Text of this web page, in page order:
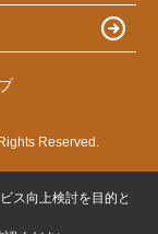
Reserved.
ス向上検討を目的と